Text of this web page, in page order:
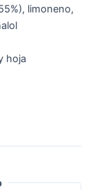
limoneno,
hoja